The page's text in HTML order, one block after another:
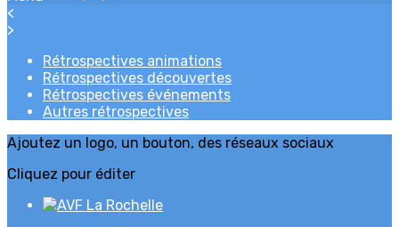
<
>
Rétrospectives animations
Rétrospectives découvertes
Rétrospectives événements
Autres rétrospectives
Ajoutez un logo, un bouton, des réseaux sociaux
Cliquez pour éditer